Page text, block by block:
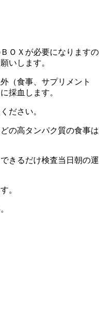
ＯＸが必要になりますの
いします。
（食事、サプリメント
採血します。
ださい。
の高タンパク質の食事は
きるだけ検査当日朝の運
。